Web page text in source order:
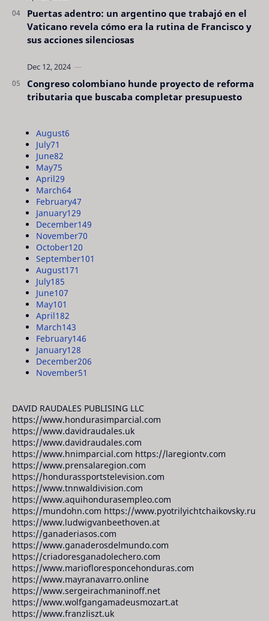
Puertas adentro: un argentino que trabajó en el
Vaticano revela cómo era la rutina de Francisco y
sus acciones silenciosas
Congreso colombiano hunde proyecto de reforma
tributaria que buscaba completar presupuesto
August6
July71
June82
May75
April29
March64
February47
January129
December149
November70
October120
September101
August171
July185
June107
May101
April182
March143
February146
January128
December206
November51
DAVID RAUDALES PUBLISING LLC
https://www.hondurasimparcial.com
https://www.davidraudales.uk
https://www.davidraudales.com
https://www.hnimparcial.com https://laregiontv.com
https://www.prensalaregion.com
https://hondurassportstelevision.com
https://www.tnnwaldivision.com
https://www.aquihondurasempleo.com
https://mundohn.com https://www.pyotrilyichtchaikovsky.ru
https://www.ludwigvanbeethoven.at
https://ganaderiasos.com
https://www.ganaderosdelmundo.com
https://criadoresganadolechero.com
https://www.mariofloresponcehonduras.com
https://www.mayranavarro.online
https://www.sergeirachmaninoff.net
https://www.wolfgangamadeusmozart.at
https://www.franzliszt.uk